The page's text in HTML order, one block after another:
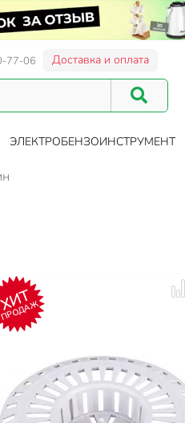
77-06 Доставка и оплата
ЭЛЕКТРОБЕНЗОИНСТРУМЕНТ
ПРОДАЖ